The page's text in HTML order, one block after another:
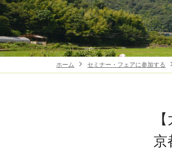
ホーム セミナー・フェアに参加する
京